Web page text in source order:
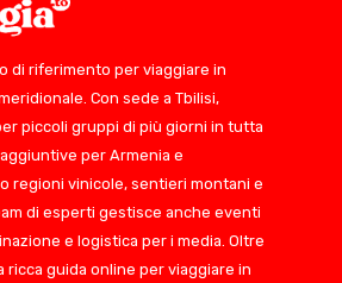
di riferimento per viaggiare in
Con sede a Tbilisi,
piccoli gruppi di più giorni in tutta
per Armenia e
regioni vinicole, sentieri montani e
di esperti gestisce anche eventi
e logistica per i media. Oltre
ricca guida online per viaggiare in